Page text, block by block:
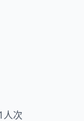
人次